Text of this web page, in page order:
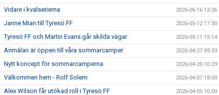
Vidare i kvalserierna 2026-06-16 13:36
Janne Mian till Tyresö FF 2026-05-12 17:30
Tyresö FF och Martin Evans går skilda vägar 2026-05-11 15:14
Anmälan är öppen till våra sommarcamper 2026-04-27 09:33
Nytt koncept för sommarcamperna 2026-04-20 10:29
Välkommen hem - Rolf Solem 2026-04-07 18:00
Alex Wilson får utökad roll i Tyresö FF 2026-04-05 10:00